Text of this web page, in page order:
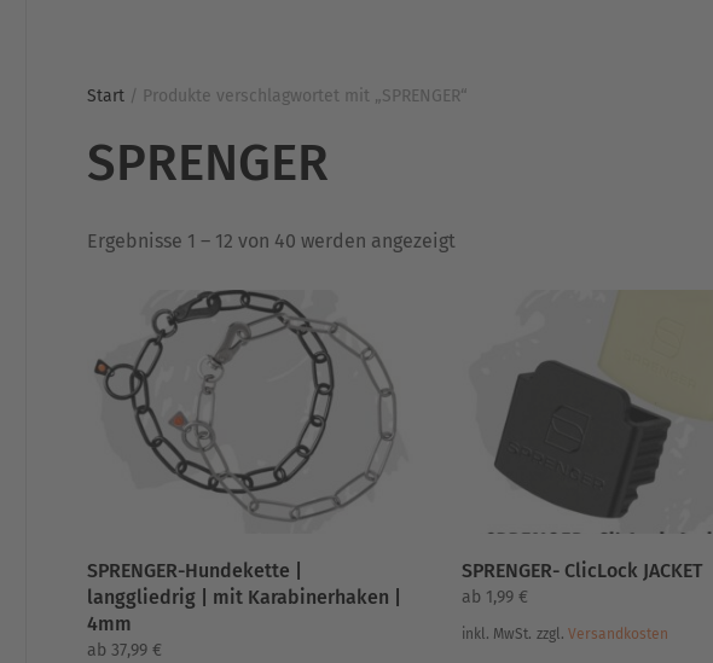
Start / Produkte verschlagwortet mit „SPRENGER“
SPRENGER
Ergebnisse 1 – 12 von 40 werden angezeigt
SPRENGER-Hundekette |
langgliedrig | mit Karabinerhaken |
4mm
ab 37,99 €
SPRENGER- ClicLock JACKET
ab 1,99 €
inkl. MwSt. zzgl. Versandkosten